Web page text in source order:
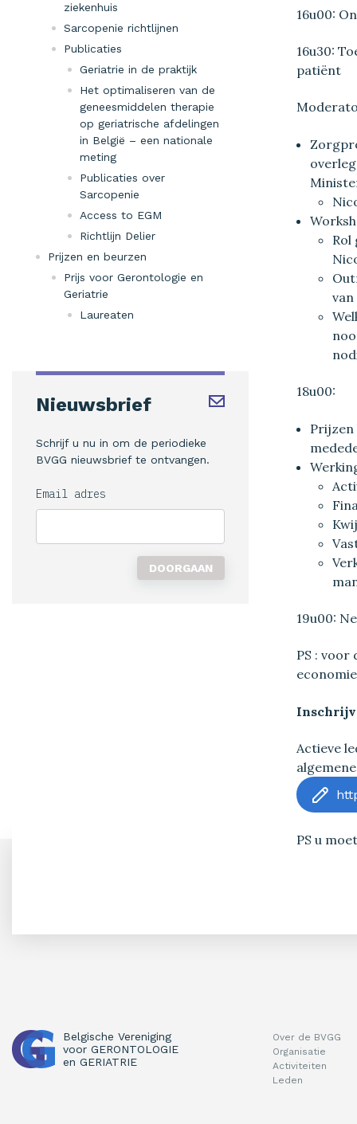
ziekenhuis
Sarcopenie richtlijnen
Publicaties
Geriatrie in de praktijk
Het optimaliseren van de
geneesmiddelen therapie
op geriatrische afdelingen
in België – een nationale
meting
Publicaties over
Sarcopenie
Access to EGM
Richtlijn Delier
Prijzen en beurzen
Prijs voor Gerontologie en
Geriatrie
Laureaten
Nieuwsbrief
Schrijf u nu in om de periodieke
BVGG nieuwsbrief te ontvangen.
Email adres
16u00:
16u30:
patiënt
Rol
van
18u00:
Prijzen
19u00:
PS :
Actieve
PS u
Belgische Vereniging
voor GERONTOLOGIE
en GERIATRIE
Over de BVGG
Organisatie
Activiteiten
Leden